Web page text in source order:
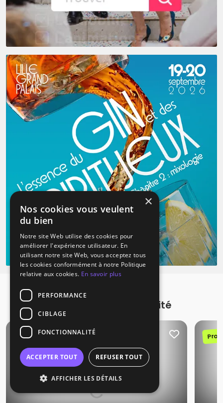
Promotions à proximité
Promotion
×
Nos cookies vous veulent
du bien
Notre site Web utilise des cookies pour
améliorer l'expérience utilisateur. En
utilisant notre site Web, vous acceptez tous
les cookies conformément à notre Politique
relative aux cookies. En savoir plus
PERFORMANCE
CIBLAGE
FONCTIONNALITÉ
ACCEPTER TOUT REFUSER TOUT
AFFICHER LES DÉTAILS